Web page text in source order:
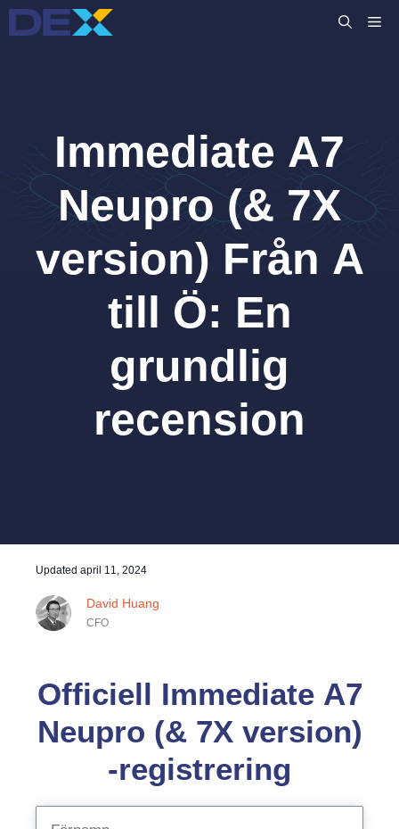
Hoppa
till
Immediate A7
Neupro (& 7X
version) Från A
till Ö: En
grundlig
recension
Updated april 11, 2024
David Huang
CFO
Officiell Immediate A7
Neupro (& 7X version)
-registrering